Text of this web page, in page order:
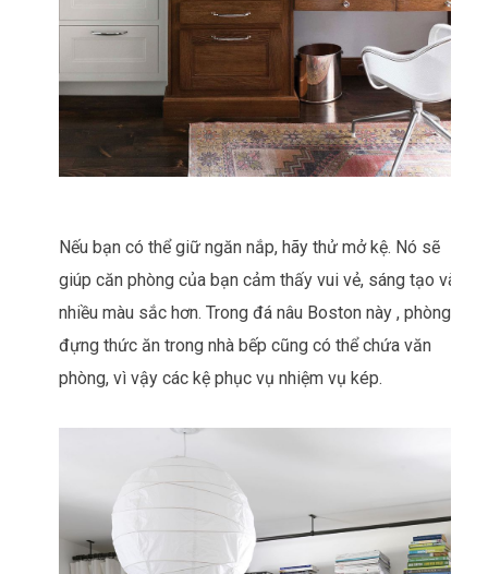
Nếu bạn có thể giữ ngăn nắp, hãy thử mở kệ. Nó sẽ
giúp căn phòng của bạn cảm thấy vui vẻ, sáng tạo và
nhiều màu sắc hơn. Trong đá nâu Boston này , phòng
đựng thức ăn trong nhà bếp cũng có thể chứa văn
phòng, vì vậy các kệ phục vụ nhiệm vụ kép.